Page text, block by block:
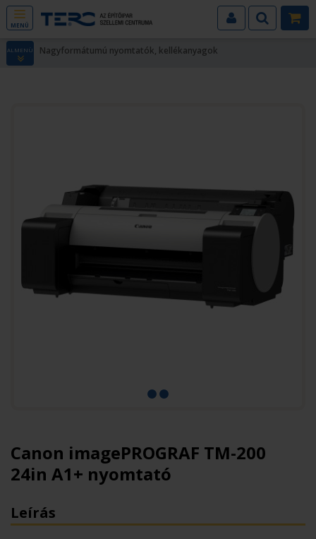
MENÜ
ALMENÜ Nagyformátumú nyomtatók, kellékanyagok
Canon imagePROGRAF TM-200
24in A1+ nyomtató
Leírás